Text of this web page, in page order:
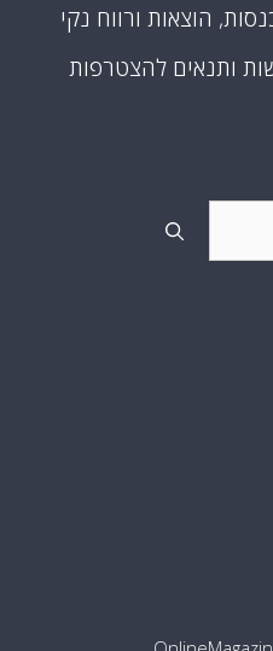
הוצאות ורווח נקי
ותנאים להצטרפות